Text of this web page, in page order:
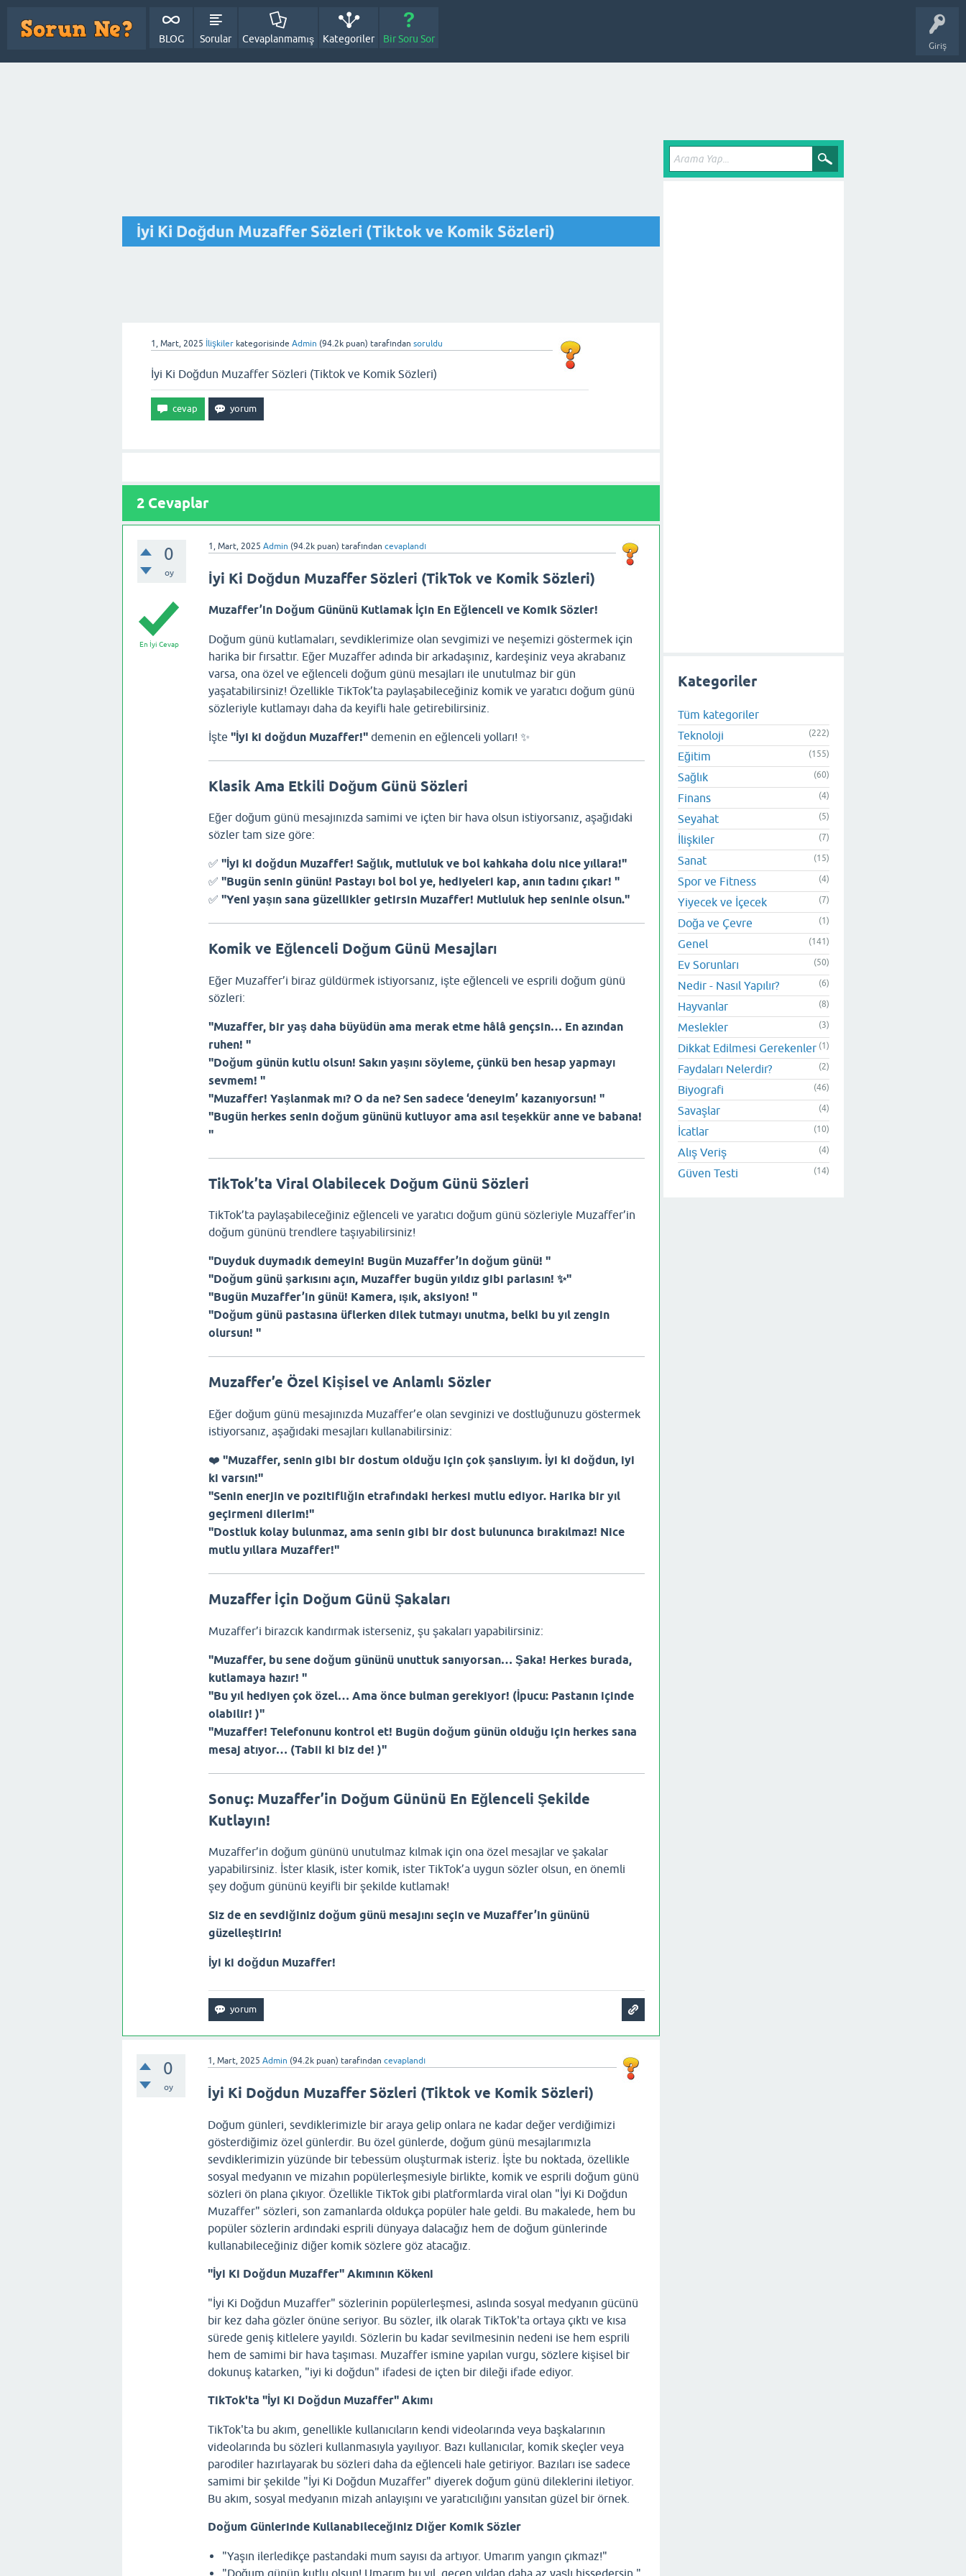
Giriş
BLOG Sorular Cevaplanmamış Kategoriler Bir Soru Sor
İyi Ki Doğdun Muzaffer Sözleri (Tiktok ve Komik Sözleri)
1, Mart, 2025 İlişkiler kategorisinde Admin (94.2k puan) tarafından soruldu
İyi Ki Doğdun Muzaffer Sözleri (Tiktok ve Komik Sözleri)
2 Cevaplar
0
oy
1, Mart, 2025 Admin (94.2kpuan) tarafından cevaplandı
En İyi Cevap
İyi Ki Doğdun Muzaffer Sözleri (TikTok ve Komik Sözleri)
Muzaffer’in Doğum Gününü Kutlamak İçin En Eğlenceli ve Komik Sözler!
Doğum günü kutlamaları, sevdiklerimize olan sevgimizi ve neşemizi göstermek için
harika bir fırsattır. Eğer Muzaffer adında bir arkadaşınız, kardeşiniz veya akrabanız
varsa, ona özel ve eğlenceli doğum günü mesajları ile unutulmaz bir gün
yaşatabilirsiniz! Özellikle TikTok’ta paylaşabileceğiniz komik ve yaratıcı doğum günü
sözleriyle kutlamayı daha da keyifli hale getirebilirsiniz.
İşte "İyi ki doğdun Muzaffer!"demenin en eğlenceli yolları! ✨
Klasik Ama Etkili Doğum Günü Sözleri
Eğer doğum günü mesajınızda samimi ve içten bir hava olsun istiyorsanız, aşağıdaki
sözler tam size göre:
✅ "İyi ki doğdun Muzaffer! Sağlık, mutluluk ve bol kahkaha dolu nice yıllara!"
✅ "Bugün senin günün! Pastayı bol bol ye, hediyeleri kap, anın tadını çıkar! "
✅ "Yeni yaşın sana güzellikler getirsin Muzaffer! Mutluluk hep seninle olsun."
Komik ve Eğlenceli Doğum Günü Mesajları
Eğer Muzaffer’i biraz güldürmek istiyorsanız, işte eğlenceli ve esprili doğum günü
sözleri:
"Muzaffer, bir yaş daha büyüdün ama merak etme hâlâ gençsin… En azından
ruhen! "
"Doğum günün kutlu olsun! Sakın yaşını söyleme, çünkü ben hesap yapmayı
sevmem! "
"Muzaffer! Yaşlanmak mı? O da ne? Sen sadece ‘deneyim’ kazanıyorsun! "
"Bugün herkes senin doğum gününü kutluyor ama asıl teşekkür anne ve babana!
"
TikTok’ta Viral Olabilecek Doğum Günü Sözleri
TikTok’ta paylaşabileceğiniz eğlenceli ve yaratıcı doğum günü sözleriyle Muzaffer’in
doğum gününü trendlere taşıyabilirsiniz!
"Duyduk duymadık demeyin! Bugün Muzaffer’in doğum günü! "
"Doğum günü şarkısını açın, Muzaffer bugün yıldız gibi parlasın! ✨"
"Bugün Muzaffer’in günü! Kamera, ışık, aksiyon! "
"Doğum günü pastasına üflerken dilek tutmayı unutma, belki bu yıl zengin
olursun! "
Muzaffer’e Özel Kişisel ve Anlamlı Sözler
Eğer doğum günü mesajınızda Muzaffer’e olan sevginizi ve dostluğunuzu göstermek
istiyorsanız, aşağıdaki mesajları kullanabilirsiniz:
❤️ "Muzaffer, senin gibi bir dostum olduğu için çok şanslıyım. İyi ki doğdun, iyi
ki varsın!"
"Senin enerjin ve pozitifliğin etrafındaki herkesi mutlu ediyor. Harika bir yıl
geçirmeni dilerim!"
"Dostluk kolay bulunmaz, ama senin gibi bir dost bulununca bırakılmaz! Nice
mutlu yıllara Muzaffer!"
Muzaffer İçin Doğum Günü Şakaları
Muzaffer’i birazcık kandırmak isterseniz, şu şakaları yapabilirsiniz:
"Muzaffer, bu sene doğum gününü unuttuk sanıyorsan… Şaka! Herkes burada,
kutlamaya hazır! "
"Bu yıl hediyen çok özel… Ama önce bulman gerekiyor! (İpucu: Pastanın içinde
olabilir! )"
"Muzaffer! Telefonunu kontrol et! Bugün doğum günün olduğu için herkes sana
mesaj atıyor… (Tabii ki biz de! )"
Sonuç: Muzaffer’in Doğum Gününü En Eğlenceli Şekilde
Kutlayın!
Muzaffer’in doğum gününü unutulmaz kılmak için ona özel mesajlar ve şakalar
yapabilirsiniz. İster klasik, ister komik, ister TikTok’a uygun sözler olsun, en önemli
şey doğum gününü keyifli bir şekilde kutlamak!
Siz de en sevdiğiniz doğum günü mesajını seçin ve Muzaffer’in gününü
güzelleştirin!
İyi ki doğdun Muzaffer!
0
oy
1, Mart, 2025 Admin (94.2k puan) tarafından cevaplandı
İyi Ki Doğdun Muzaffer Sözleri (Tiktok ve Komik Sözleri)
Doğum günleri, sevdiklerimizle bir araya gelip onlara ne kadar değer verdiğimizi
gösterdiğimiz özel günlerdir. Bu özel günlerde, doğum günü mesajlarımızla
sevdiklerimizin yüzünde bir tebessüm oluşturmak isteriz. İşte bu noktada, özellikle
sosyal medyanın ve mizahın popülerleşmesiyle birlikte, komik ve esprili doğum günü
sözleri ön plana çıkıyor. Özellikle TikTok gibi platformlarda viral olan "İyi Ki Doğdun
Muzaffer" sözleri, son zamanlarda oldukça popüler hale geldi. Bu makalede, hem bu
popüler sözlerin ardındaki esprili dünyaya dalacağız hem de doğum günlerinde
kullanabileceğiniz diğer komik sözlere göz atacağız.
"İyi Ki Doğdun Muzaffer" Akımının Kökeni
"İyi Ki Doğdun Muzaffer" sözlerinin popülerleşmesi, aslında sosyal medyanın gücünü
bir kez daha gözler önüne seriyor. Bu sözler, ilk olarak TikTok'ta ortaya çıktı ve kısa
sürede geniş kitlelere yayıldı. Sözlerin bu kadar sevilmesinin nedeni ise hem esprili
hem de samimi bir hava taşıması. Muzaffer ismine yapılan vurgu, sözlere kişisel bir
dokunuş katarken, "iyi ki doğdun" ifadesi de içten bir dileği ifade ediyor.
TikTok'ta "İyi Ki Doğdun Muzaffer" Akımı
TikTok'ta bu akım, genellikle kullanıcıların kendi videolarında veya başkalarının
videolarında bu sözleri kullanmasıyla yayılıyor. Bazı kullanıcılar, komik skeçler veya
parodiler hazırlayarak bu sözleri daha da eğlenceli hale getiriyor. Bazıları ise sadece
samimi bir şekilde "İyi Ki Doğdun Muzaffer" diyerek doğum günü dileklerini iletiyor.
Bu akım, sosyal medyanın mizah anlayışını ve yaratıcılığını yansıtan güzel bir örnek.
Doğum Günlerinde Kullanabileceğiniz Diğer Komik Sözler
"Yaşın ilerledikçe pastandaki mum sayısı da artıyor. Umarım yangın çıkmaz!"
"Doğum günün kutlu olsun! Umarım bu yıl, geçen yıldan daha az yaşlı hissedersin."
Kategoriler
Tüm kategoriler
Teknoloji
(222)
Eğitim (155)
Sağlık (60)
Finans (4)
Seyahat (5)
İlişkiler (7)
Sanat (15)
Spor ve Fitness (4)
Yiyecek ve İçecek (7)
Doğa ve Çevre (1)
Genel (141)
Ev Sorunları (50)
Nedir - Nasıl Yapılır? (6)
Hayvanlar (8)
Meslekler (3)
Dikkat Edilmesi Gerekenler (1)
Faydaları Nelerdir? (2)
Biyografi (46)
Savaşlar (4)
İcatlar (10)
Alış Veriş (4)
Güven Testi (14)